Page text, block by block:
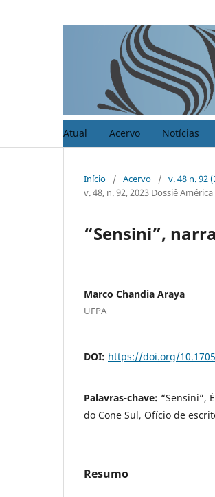
Atual Acervo Notícias
Início / Acervo / v. 48 n. 92
v. 48, n. 92, 2023 Dossiê
“Sensini”,
Marco Chandia Araya
UFPA
DOI: https://doi.org/
Palavras-chave: “Sensini”,
do Cone Sul, Ofício de
Resumo